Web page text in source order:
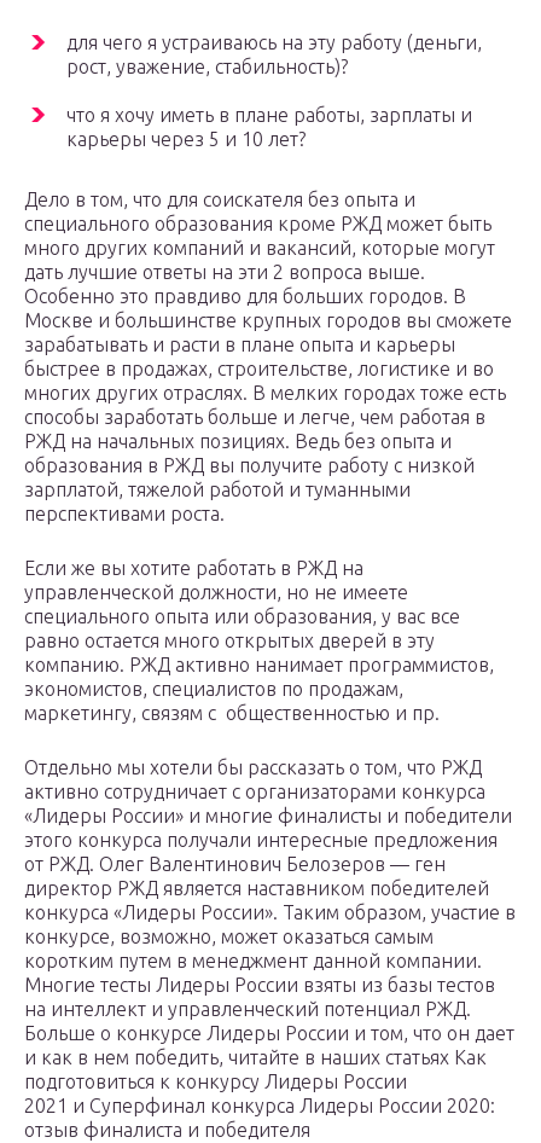
для чего я устраиваюсь на эту работу (деньги,
рост, уважение, стабильность)?
что я хочу иметь в плане работы, зарплаты и
карьеры через 5 и 10 лет?
Дело в том, что для соискателя без опыта и
специального образования кроме РЖД может быть
много других компаний и вакансий, которые могут
дать лучшие ответы на эти 2 вопроса выше.
Особенно это правдиво для больших городов. В
Москве и большинстве крупных городов вы сможете
зарабатывать и расти в плане опыта и карьеры
быстрее в продажах, строительстве, логистике и во
многих других отраслях. В мелких городах тоже есть
способы заработать больше и легче, чем работая в
РЖД на начальных позициях. Ведь без опыта и
образования в РЖД вы получите работу с низкой
зарплатой, тяжелой работой и туманными
перспективами роста.
Если же вы хотите работать в РЖД на
управленческой должности, но не имеете
специального опыта или образования, у вас все
равно остается много открытых дверей в эту
компанию. РЖД активно нанимает программистов,
экономистов, специалистов по продажам,
маркетингу, связям с общественностью и пр.
Отдельно мы хотели бы рассказать о том, что РЖД
активно сотрудничает с организаторами конкурса
«Лидеры России» и многие финалисты и победители
этого конкурса получали интересные предложения
от РЖД. Олег Валентинович Белозеров — ген
директор РЖД является наставником победителей
конкурса «Лидеры России». Таким образом, участие в
конкурсе, возможно, может оказаться самым
коротким путем в менеджмент данной компании.
Многие тесты Лидеры России взяты из базы тестов
на интеллект и управленческий потенциал РЖД.
Больше о конкурсе Лидеры России и том, что он дает
и как в нем победить, читайте в наших статьях Как
подготовиться к конкурсу Лидеры России
2021 и Суперфинал конкурса Лидеры России 2020:
отзыв финалиста и победителя